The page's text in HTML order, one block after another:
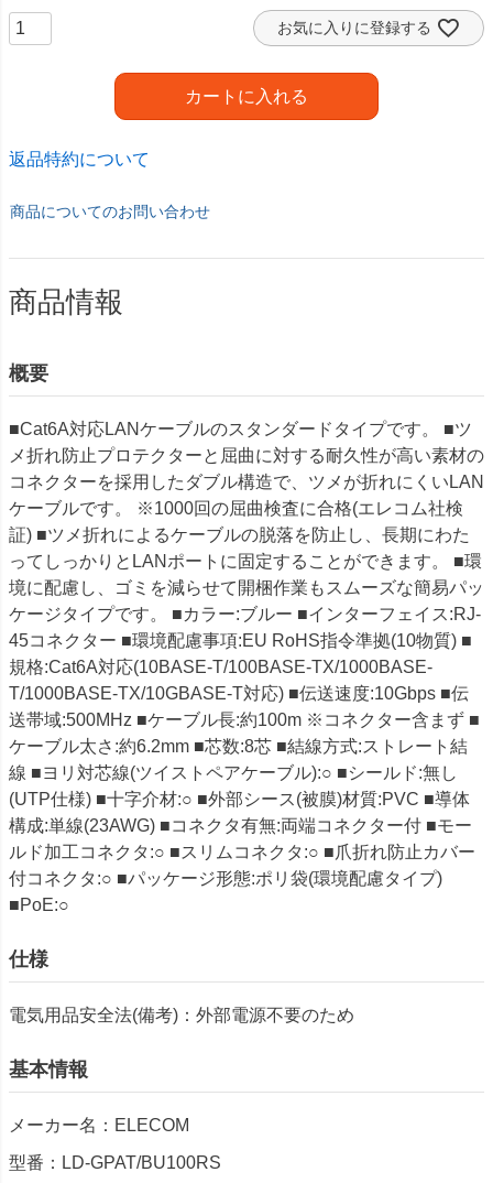
お気に入りに登録する
カートに入れる
返品特約について
商品についてのお問い合わせ
商品情報
概要
■Cat6A対応LANケーブルのスタンダードタイプです。 ■ツ
メ折れ防止プロテクターと屈曲に対する耐久性が高い素材の
コネクターを採用したダブル構造で、ツメが折れにくいLAN
ケーブルです。 ※1000回の屈曲検査に合格(エレコム社検
証) ■ツメ折れによるケーブルの脱落を防止し、長期にわた
ってしっかりとLANポートに固定することができます。 ■環
境に配慮し、ゴミを減らせて開梱作業もスムーズな簡易パッ
ケージタイプです。 ■カラー:ブルー ■インターフェイス:RJ-
45コネクター ■環境配慮事項:EU RoHS指令準拠(10物質) ■
規格:Cat6A対応(10BASE-T/100BASE-TX/1000BASE-
T/1000BASE-TX/10GBASE-T対応) ■伝送速度:10Gbps ■伝
送帯域:500MHz ■ケーブル長:約100m ※コネクター含まず ■
ケーブル太さ:約6.2mm ■芯数:8芯 ■結線方式:ストレート結
線 ■ヨリ対芯線(ツイストペアケーブル):○ ■シールド:無し
(UTP仕様) ■十字介材:○ ■外部シース(被膜)材質:PVC ■導体
構成:単線(23AWG) ■コネクタ有無:両端コネクター付 ■モー
ルド加工コネクタ:○ ■スリムコネクタ:○ ■爪折れ防止カバー
付コネクタ:○ ■パッケージ形態:ポリ袋(環境配慮タイプ)
■PoE:○
仕様
電気用品安全法(備考)：外部電源不要のため
基本情報
メーカー名：ELECOM
型番：LD-GPAT/BU100RS